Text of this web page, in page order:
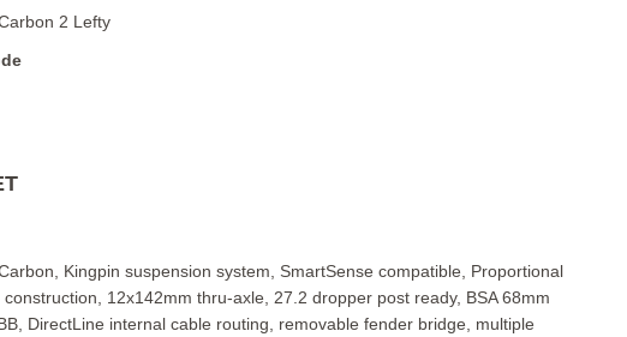
2 Lefty
Kingpin suspension system, SmartSense compatible, Proportional
construction, 12x142mm thru-axle, 27.2 dropper post ready, BSA 68mm
DirectLine internal cable routing, removable fender bridge, multiple